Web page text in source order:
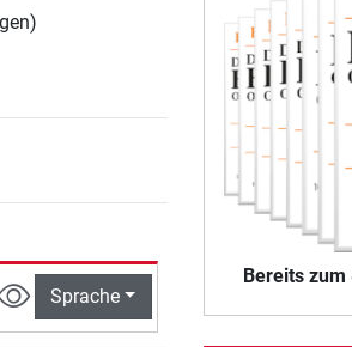
Sprache
Bereits zum